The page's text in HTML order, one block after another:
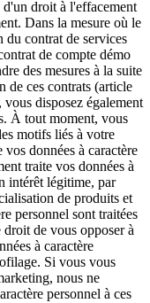
droit à l'effacement
Dans la mesure où le
du contrat de services
de compte démo
des mesures à la suite
de ces contrats (article
disposez également
À tout moment, vous
motifs liés à votre
données à caractère
traite vos données à
intérêt légitime, par
de produits et
personnel sont traitées
de vous opposer à
à caractère
Si vous vous
nous ne
personnel à ces